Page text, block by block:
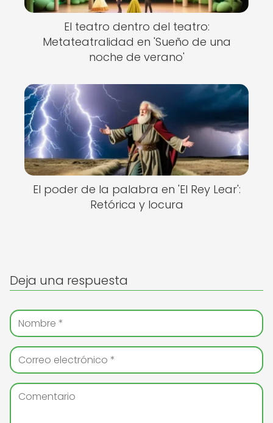
El teatro dentro del teatro:
Metateatralidad en 'Sueño de una
noche de verano'
El poder de la palabra en 'El Rey Lear':
Retórica y locura
Deja una respuesta